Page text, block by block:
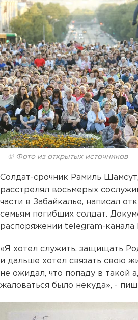
© Фото из открытых источников
Солдат-срочник Рамиль
расстрелял восьмерых
части в Забайкалье, написал
семьям погибших солдат.
распоряжении telegram-канала
«Я хотел служить, защищать
и дальше хотел связать свою
не ожидал, что попаду в такой
жаловаться было некуда», -